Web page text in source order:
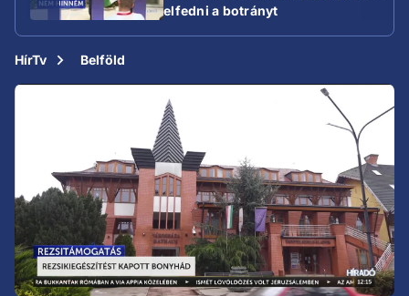
elfedni a botrányt
HírTv Belföld